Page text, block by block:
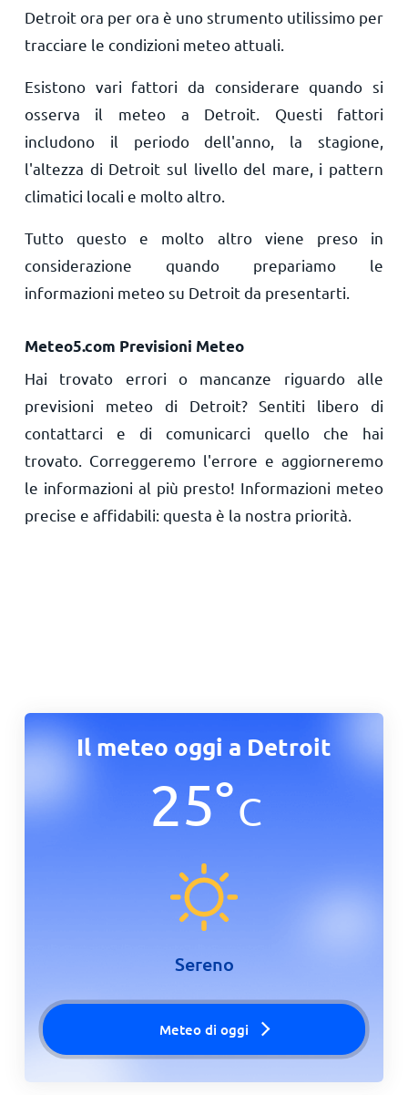
Detroit ora per ora è uno strumento utilissimo per
tracciare le condizioni meteo attuali.
Esistono vari fattori da considerare quando si
osserva il meteo a Detroit. Questi fattori
includono il periodo dell'anno, la stagione,
l'altezza di Detroit sul livello del mare, i pattern
climatici locali e molto altro.
Tutto questo e molto altro viene preso in
considerazione quando prepariamo le
informazioni meteo su Detroit da presentarti.
Meteo5.com Previsioni Meteo
Hai trovato errori o mancanze riguardo alle
previsioni meteo di Detroit? Sentiti libero di
contattarci e di comunicarci quello che hai
trovato. Correggeremo l'errore e aggiorneremo
le informazioni al più presto! Informazioni meteo
precise e affidabili: questa è la nostra priorità.
Il meteo oggi a Detroit
25°C
Sereno
Meteo di oggi